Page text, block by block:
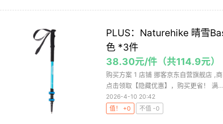
PLUS：Naturehike 晴雪
色 *3件
38.30元/件（共114.9元）
购买方案 1 店铺 挪客京东自营旗舰店 ,
点击领取【隐藏优惠】，购买更省！ 满
2026-4-10 20:42
值！ +0
不值 -0